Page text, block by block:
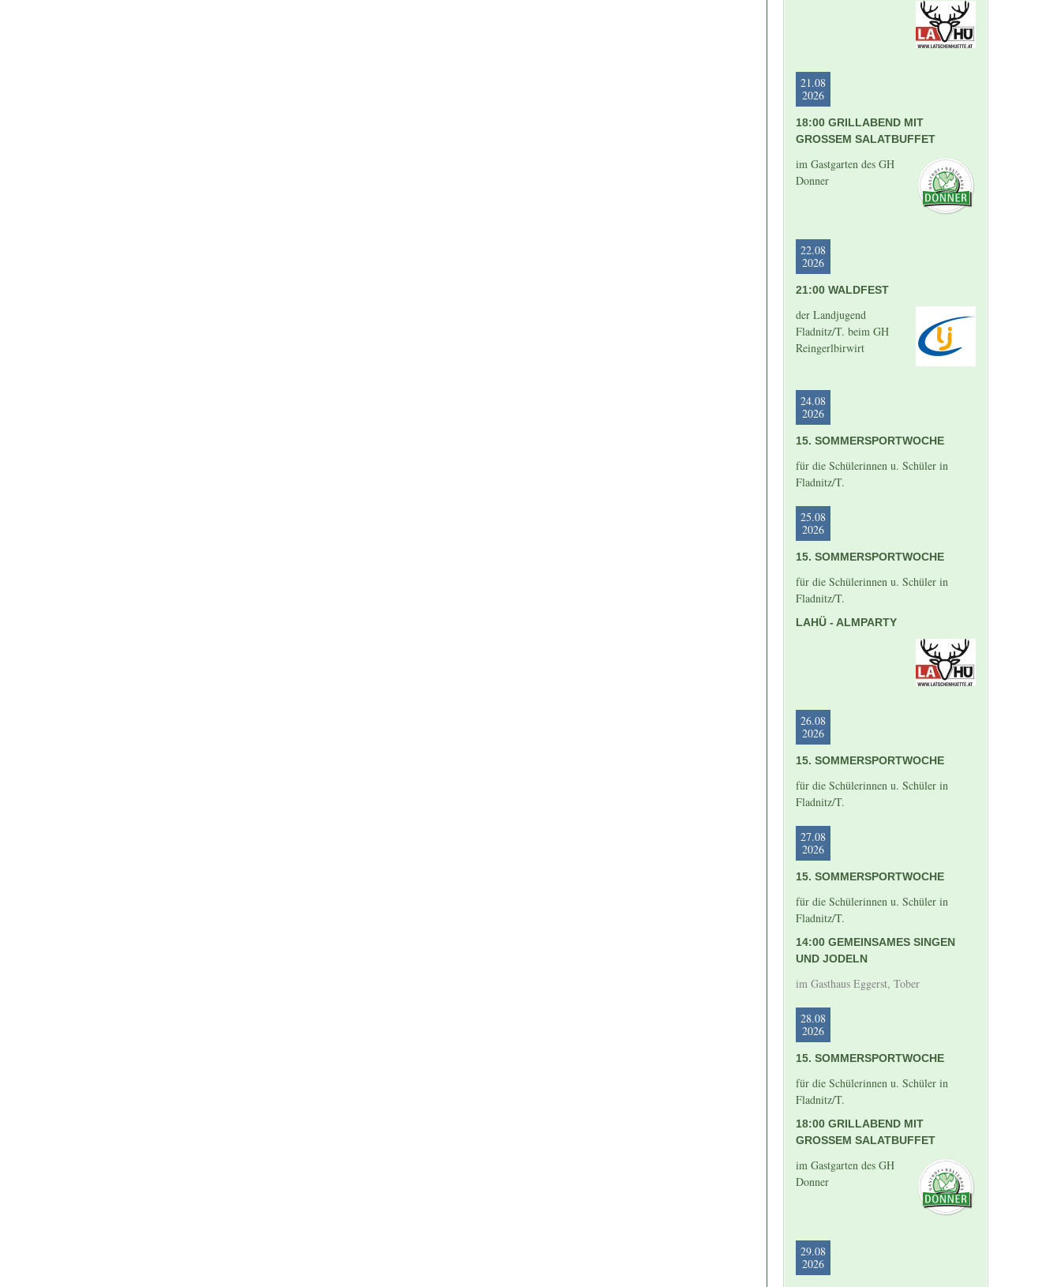
21.08
2026
18:00 GRILLABEND MIT
GROSSEM SALATBUFFET
im Gastgarten des GH
Donner
22.08
2026
21:00 WALDFEST
der Landjugend
Fladnitz/T. beim GH
Reingerlbirwirt
24.08
2026
15. SOMMERSPORTWOCHE
für die Schülerinnen u. Schüler in
Fladnitz/T.
25.08
2026
15. SOMMERSPORTWOCHE
für die Schülerinnen u. Schüler in
Fladnitz/T.
LAHÜ - ALMPARTY
26.08
2026
15. SOMMERSPORTWOCHE
für die Schülerinnen u. Schüler in
Fladnitz/T.
27.08
2026
15. SOMMERSPORTWOCHE
für die Schülerinnen u. Schüler in
Fladnitz/T.
14:00 GEMEINSAMES SINGEN
UND JODELN
im Gasthaus Eggerst, Tober
28.08
2026
15. SOMMERSPORTWOCHE
für die Schülerinnen u. Schüler in
Fladnitz/T.
18:00 GRILLABEND MIT
GROSSEM SALATBUFFET
im Gastgarten des GH
Donner
29.08
2026